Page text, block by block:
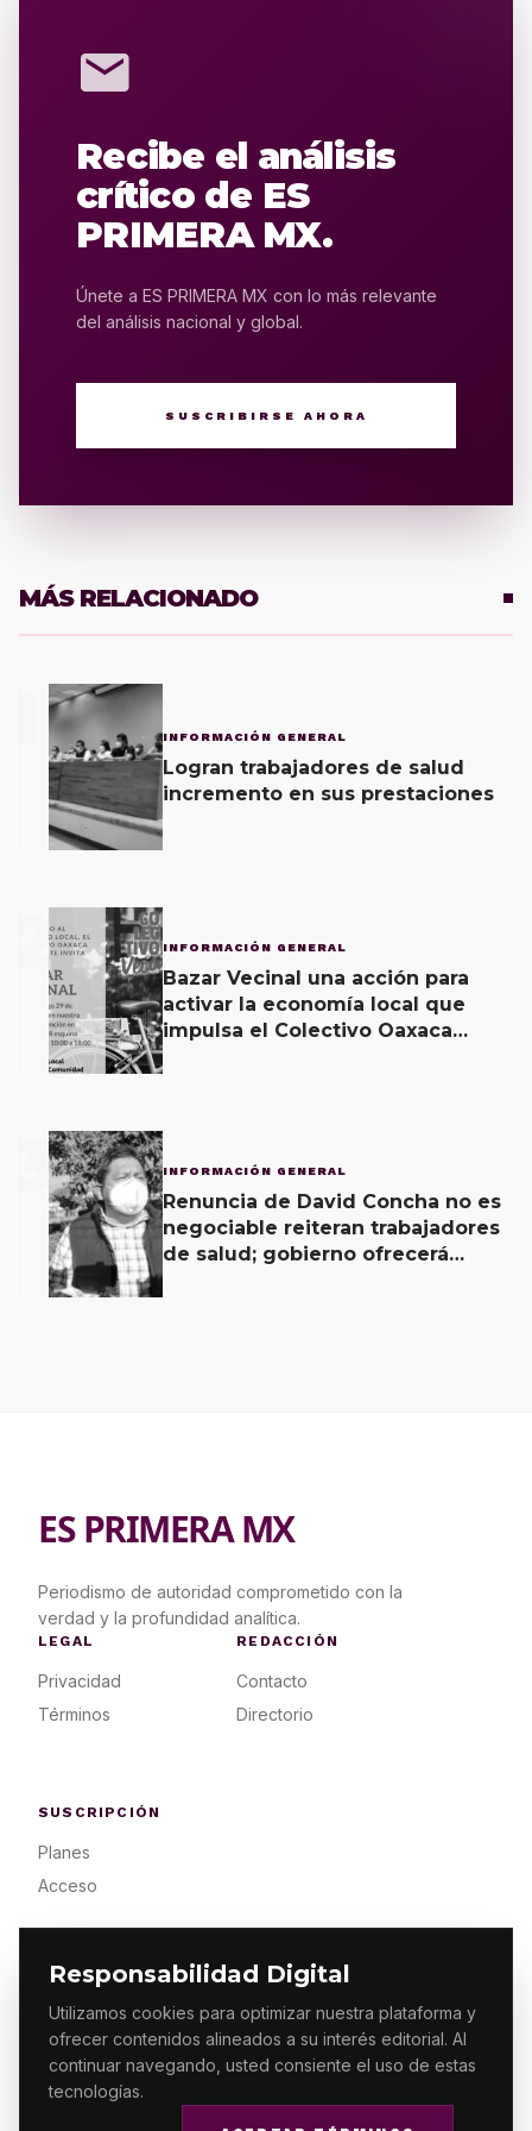
Responsabilidad Digital
Utilizamos cookies para optimizar nuestra plataforma y
ofrecer contenidos alineados a su interés editorial. Al
continuar navegando, usted consiente el uso de estas
tecnologías.
mail
Recibe el análisis
crítico de ES
PRIMERA MX.
Únete a ES PRIMERA MX con lo más relevante
del análisis nacional y global.
SUSCRIBIRSE AHORA
MÁS RELACIONADO
INFORMACIÓN GENERAL
Logran trabajadores de salud
incremento en sus prestaciones
2 INFORMACIÓN GENERAL
Bazar Vecinal una acción para
activar la economía local que
impulsa el Colectivo Oaxaca
3 INFORMACIÓN GENERAL
Renuncia de David Concha no es
negociable reiteran trabajadores
de salud; gobierno ofrecerá
ES PRIMERA MX
Periodismo de autoridad comprometido con la
verdad y la profundidad analítica.
LEGAL
Privacidad
Términos
REDACCIÓN
Contacto
Directorio
SUSCRIPCIÓN
Planes
Acceso
© 2026 ES PRIMERA MX. ALGUNOS DERECHOS
RESERVADOS / DESIGNMAKING.MX